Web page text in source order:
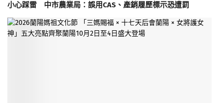
小心踩雷 中市農業局：誤用CAS、產銷履歷標示恐遭罰